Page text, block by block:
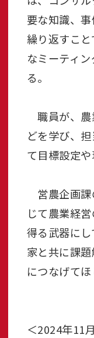
要な知識、
繰り返すこ
なミーティ
る。
職員が、農
どを学び、
て目標設定や
営農企画課
じて農業経
得る武器に
家と共に課
につなげてほ
＜2024年